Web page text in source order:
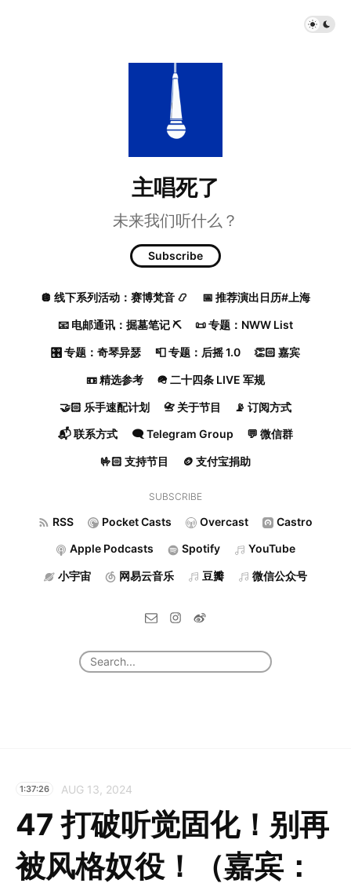
主唱死了
未来我们听什么？
Subscribe
🪩 线下系列活动：赛博梵音 📿 📅 推荐演出日历#上海
📧 电邮通讯：掘墓笔记 ⛏️ 📜 专题：NWW List
🎛️ 专题：奇琴异瑟 📮 专题：后摇 1.0 👏🏻 嘉宾
📼 精选参考 🪖 二十四条 LIVE 军规
🤝🏻 乐手速配计划 📇 关于节目 📡 订阅方式
📬 联系方式 🗨️ Telegram Group 💬 微信群
🤟🏻 支持节目 🪙 支付宝捐助
SUBSCRIBE
RSS Pocket Casts Overcast Castro
Apple Podcasts Spotify YouTube
小宇宙 网易云音乐 豆瓣 微信公众号
1:37:26 AUG 13, 2024
47 打破听觉固化！别再
被风格奴役！（嘉宾：